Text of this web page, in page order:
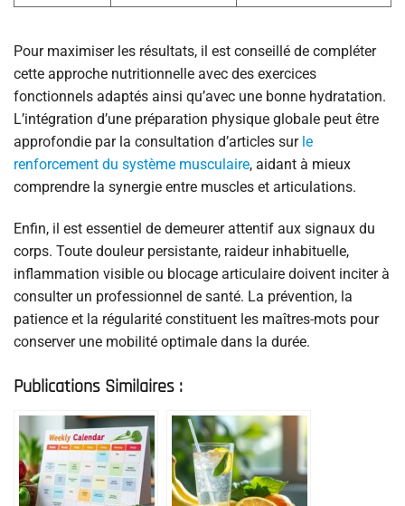
Pour maximiser les résultats, il est conseillé de compléter
cette approche nutritionnelle avec des exercices
fonctionnels adaptés ainsi qu’avec une bonne hydratation.
L’intégration d’une préparation physique globale peut être
approfondie par la consultation d’articles sur le
renforcement du système musculaire, aidant à mieux
comprendre la synergie entre muscles et articulations.
Enfin, il est essentiel de demeurer attentif aux signaux du
corps. Toute douleur persistante, raideur inhabituelle,
inflammation visible ou blocage articulaire doivent inciter à
consulter un professionnel de santé. La prévention, la
patience et la régularité constituent les maîtres-mots pour
conserver une mobilité optimale dans la durée.
Publications Similaires :